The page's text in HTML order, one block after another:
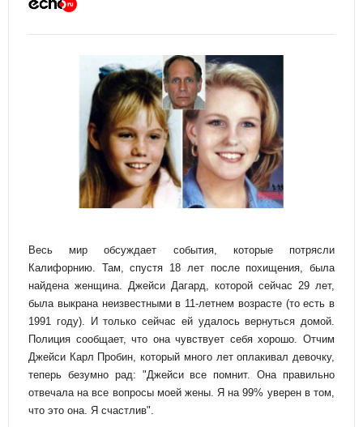
Весь мир обсуждает события, которые потрясли
Калифорнию. Там, спустя 18 лет после похищения, была
найдена женщина. Джейси Дагард, которой сейчас 29 лет,
была выкрана неизвестными в 11-летнем возрасте (то есть в
1991 году). И только сейчас ей удалось вернуться домой.
Полиция сообщает, что она чувствует себя хорошо. Отчим
Джейси Карл Пробин, который много лет оплакивал девочку,
теперь безумно рад: "Джейси все помнит. Она правильно
отвечала на все вопросы моей жены. Я на 99% уверен в том,
что это она. Я счастлив".